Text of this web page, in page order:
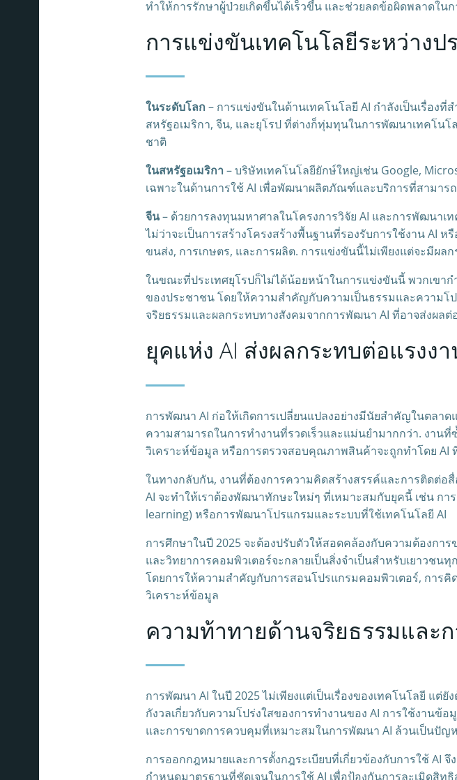
ทำให้การรักษาผู้ป่วยเกิดขึ้นได้เร็วขึ้น และช่วยลดข้อผิดพลาดใน
การแข่งขันเทคโนโลยีระหว่างป
ในระดับโลก – การแข่งขันในด้านเทคโนโลยี AI กำลังเป็นเรื่อง
สหรัฐอเมริกา, จีน, และยุโรป ที่ต่างก็ทุ่มทุนในการพัฒนาเทคโน
ชาติ
ในสหรัฐอเมริกา – บริษัทเทคโนโลยียักษ์ใหญ่เช่น Google,
เฉพาะในด้านการใช้ AI เพื่อพัฒนาผลิตภัณฑ์และบริการที่สามาร
จีน– ด้วยการลงทุนมหาศาลในโครงการวิจัย AI และการพัฒนาเ
ไม่ว่าจะเป็นการสร้างโครงสร้างพื้นฐานที่รองรับการใช้งาน AI
ขนส่ง, การเกษตร, และการผลิต. การแข่งขันนี้ไม่เพียงแต่จะมีผล
ในขณะที่ประเทศยุโรปก็ไม่ได้น้อยหน้าในการแข่งขันนี้ พวกเขา
ของประชาชน โดยให้ความสำคัญกับความเป็นธรรมและความโ
จริยธรรมและผลกระทบทางสังคมจากการพัฒนา AI ที่อาจส่งผล
ยุคแห่ง AI ส่งผลกระทบต่อแรงง
การพัฒนา AI ก่อให้เกิดการเปลี่ยนแปลงอย่างมีนัยสำคัญในตลา
ความสามารถในการทำงานที่รวดเร็วและแม่นยำมากกว่า. งาน
วิเคราะห์ข้อมูล หรือการตรวจสอบคุณภาพสินค้าจะถูกทำโดย AI
ในทางกลับกัน, งานที่ต้องการความคิดสร้างสรรค์และการติดต่
AI จะทำให้เราต้องพัฒนาทักษะใหม่ๆ ที่เหมาะสมกับยุคนี้ เช่น กา
learning) หรือการพัฒนาโปรแกรมและระบบที่ใช้เทคโนโลยี AI
การศึกษาในปี 2025 จะต้องปรับตัวให้สอดคล้องกับความต้องกา
และวิทยาการคอมพิวเตอร์จะกลายเป็นสิ่งจำเป็นสำหรับเยาวช
โดยการให้ความสำคัญกับการสอนโปรแกรมคอมพิวเตอร์, การ
วิเคราะห์ข้อมูล
ความท้าทายด้านจริยธรรมและ
การพัฒนา AI ในปี 2025 ไม่เพียงแต่เป็นเรื่องของเทคโนโลยี แ
กังวลเกี่ยวกับความโปร่งใสของการทำงานของ AI การใช้งาน
และการขาดการควบคุมที่เหมาะสมในการพัฒนา AI ล้วนเป็นปัญ
การออกกฎหมายและการตั้งกฎระเบียบที่เกี่ยวข้องกับการใช้ AI
กำหนดมาตรฐานที่ชัดเจนในการใช้ AI เพื่อป้องกันการละเมิดสิท